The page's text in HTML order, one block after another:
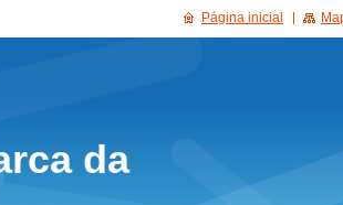
da
Página inicial